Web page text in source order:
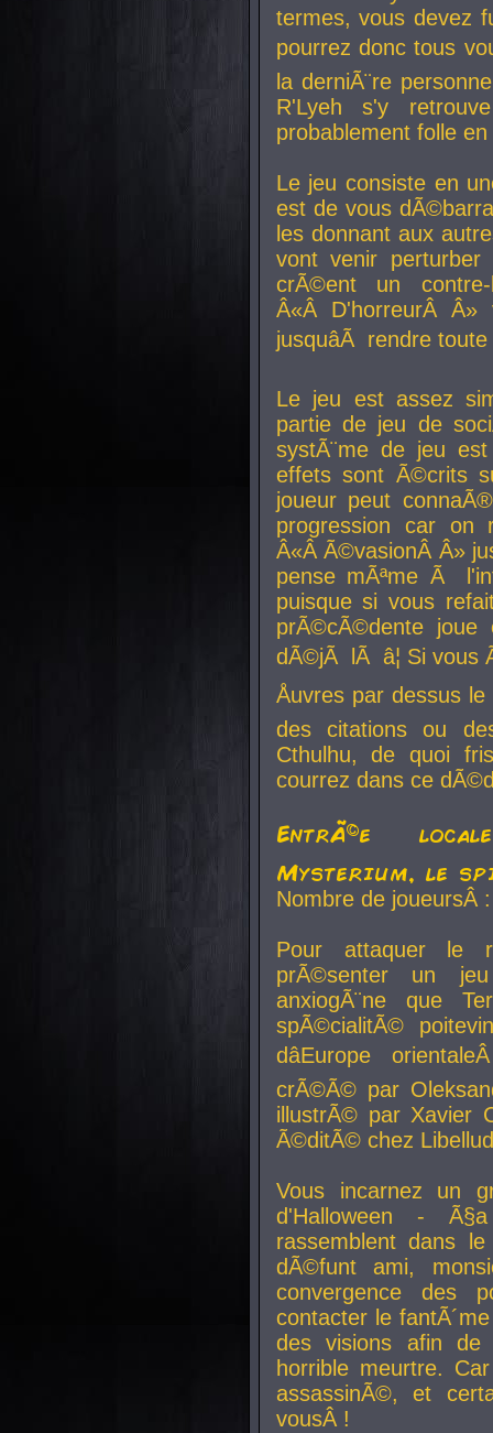
termes, vous devez
pourrez donc tous
la derniÃ¨re
R'Lyeh s'y
probablement folle
Le jeu consiste en
est de vous
les donnant aux
vont venir perturber
crÃ©ent un
Â«Â D'horreurÂ
jusquâÃ rendre
Le jeu est assez
partie de jeu de
systÃ¨me de jeu
effets sont Ã©crits
joueur peut
progression car
Â«Â Ã©vasionÂ Â»
pense mÃªme Ã
puisque si vous
prÃ©cÃ©dente
dÃ©jÃ lÃ â¦ Si vous
Åuvres par dessus
des citations ou
Cthulhu, de quoi
courrez dans ce
EntrÃ©e
Mysterium, le
Nombre de
Pour attaquer le
prÃ©senter un
anxiogÃ¨ne que
spÃ©cialitÃ©
dâEurope
crÃ©Ã© par
illustrÃ© par Xavier
Ã©ditÃ© chez
Vous incarnez un
d'Halloween -
rassemblent dans
dÃ©funt ami,
convergence des
contacter le
des visions afin
horrible meurtre.
assassinÃ©, et
vousÂ !